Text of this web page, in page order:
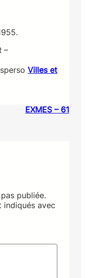
–
Villes et
EXMES – 61
publiée.
indiqués avec